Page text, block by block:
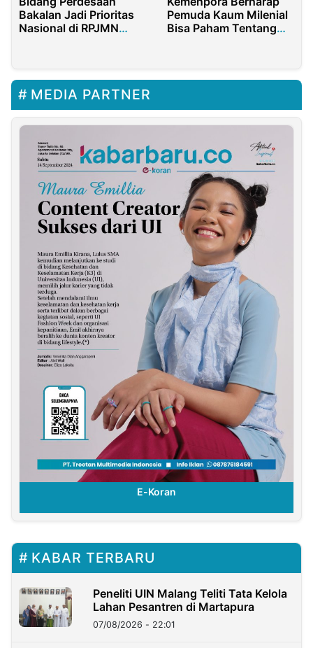
Bakalan Jadi Prioritas
Nasional di RPJMN
Pemuda Kaum Milenial
Bisa Paham Tentang
MEDIA PARTNER
E-Koran
KABAR TERBARU
Peneliti UIN Malang Teliti Tata Kelola
Lahan Pesantren di Martapura
07/08/2026 - 22:01